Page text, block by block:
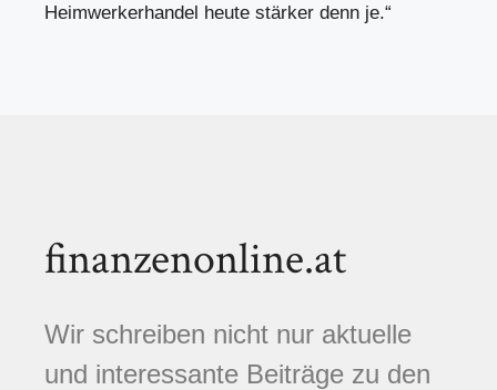
Heimwerkerhandel heute stärker denn je.“
finanzenonline.at
Wir schreiben nicht nur aktuelle
und interessante Beiträge zu den